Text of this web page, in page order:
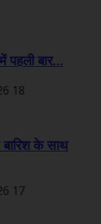
पहली बार...
18
के साथ
17